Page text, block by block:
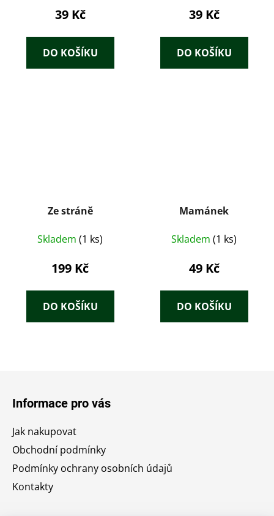
39 Kč
DO KOŠÍKU
39 Kč
DO KOŠÍKU
Ze stráně
Skladem (1 ks)
199 Kč
DO KOŠÍKU
Mamánek
Skladem (1 ks)
49 Kč
DO KOŠÍKU
Informace pro vás
Jak nakupovat
Obchodní podmínky
Podmínky ochrany osobních údajů
Kontakty